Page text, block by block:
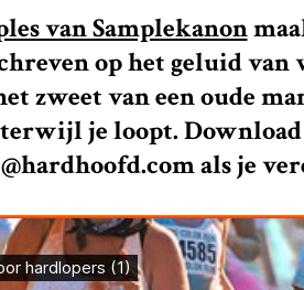
van Samplekanon
op het geluid van
zweet van een oude
je loopt. Download
als je